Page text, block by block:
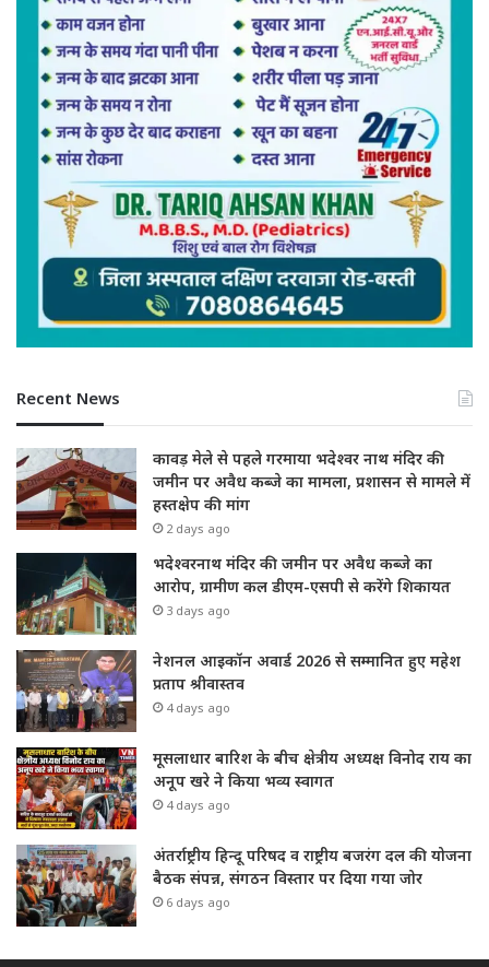
Recent News
कावड़ मेले से पहले गरमाया भदेश्वर नाथ मंदिर की
जमीन पर अवैध कब्जे का मामला, प्रशासन से मामले में
हस्तक्षेप की मांग
2 days ago
भदेश्वरनाथ मंदिर की जमीन पर अवैध कब्जे का
आरोप, ग्रामीण कल डीएम-एसपी से करेंगे शिकायत
3 days ago
नेशनल आइकॉन अवार्ड 2026 से सम्मानित हुए महेश
प्रताप श्रीवास्तव
4 days ago
मूसलाधार बारिश के बीच क्षेत्रीय अध्यक्ष विनोद राय का
अनूप खरे ने किया भव्य स्वागत
4 days ago
अंतर्राष्ट्रीय हिन्दू परिषद व राष्ट्रीय बजरंग दल की योजना
बैठक संपन्न, संगठन विस्तार पर दिया गया जोर
6 days ago